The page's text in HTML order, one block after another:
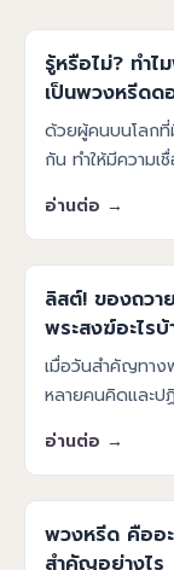
รู้หรือไม่? ทำ
เป็นพวงหรีดด
ด้วยผู้คนบนโลกที่
กัน ทำให้มีความเ
กิจกรรมของแต
อ่านต่อ →
ลิสต์! ของถวา
พระสงฆ์อะไรบ้
เมื่อวันสำคัญทาง
หลายคนคิดและ
สังฆทาน เป็นต้น ส่
อ่านต่อ →
พวงหรีด คืออ
สำคัญอย่างไร